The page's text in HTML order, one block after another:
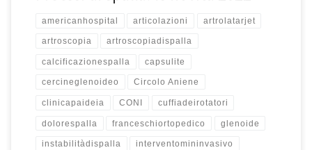
americanhospital articolazioni artrolatarjet
artroscopia artroscopiadispalla
calcificazionespalla capsulite
cercineglenoideo Circolo Aniene
clinicapaideia CONI cuffiadeirotatori
dolorespalla franceschiortopedico glenoide
instabilitàdispalla interventomininvasivo